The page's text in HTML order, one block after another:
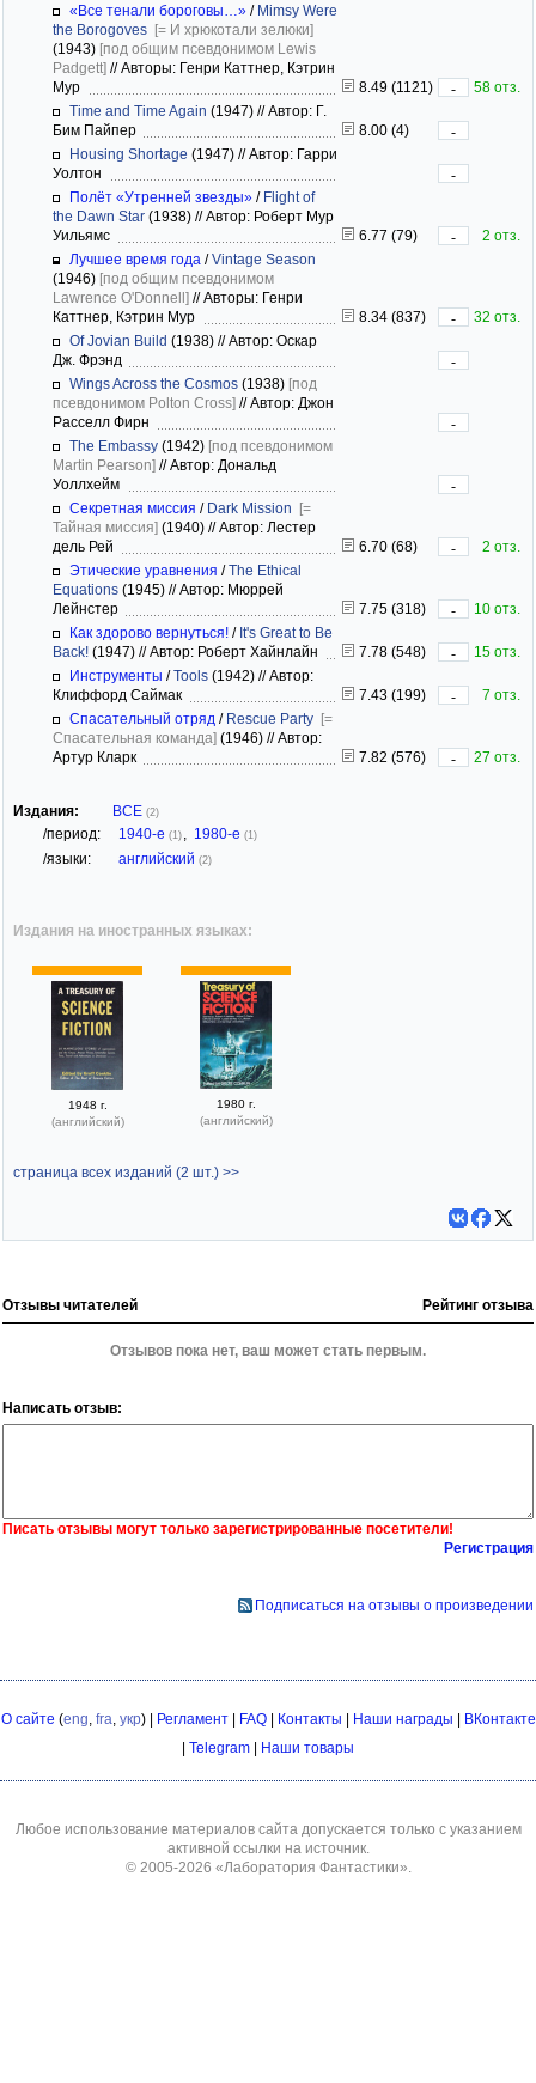
«Все тенали бороговы…» / Mimsy Were
the Borogoves [= И хрюкотали зелюки]
(1943) [под общим псевдонимом Lewis
Padgett] //Авторы: Генри Каттнер, Кэтрин
Мур
8.49 (1121) -
58 отз.
Time and Time Again (1947) //Автор: Г.
Бим Пайпер
8.00 (4)
-
Housing Shortage (1947) //Автор: Гарри
Уолтон
-
Полёт «Утренней звезды» / Flight of
the Dawn Star (1938) //Автор: Роберт Мур
Уильямс
6.77 (79) -
2 отз.
Лучшее время года /Vintage Season
(1946) [под общим псевдонимом
Lawrence O'Donnell] //Авторы: Генри
Каттнер, Кэтрин Мур
8.34 (837) -
32 отз.
Of Jovian Build (1938) //Автор: Оскар
Дж. Фрэнд
-
Wings Across the Cosmos (1938) [под
псевдонимом Polton Cross] //Автор: Джон
Расселл Фирн
-
The Embassy (1942) [под псевдонимом
Martin Pearson] //Автор: Дональд
Уоллхейм
-
Секретная миссия / Dark Mission [=
Тайная миссия] (1940) //Автор: Лестер
дель Рей
6.70 (68) -
2 отз.
Этические уравнения /The Ethical
Equations (1945) //Автор: Мюррей
Лейнстер
7.75 (318) -
10 отз.
Как здорово вернуться! / It's Great to Be
Back! (1947) //Автор: Роберт Хайнлайн 7.78 (548) -
15 отз.
Инструменты /Tools (1942) //Автор:
Клиффорд Саймак
7.43 (199) -
7 отз.
Спасательный отряд / Rescue Party [=
Спасательная команда] (1946) //Автор:
Артур Кларк
7.82 (576) - 27 отз.
Издания: ВСЕ (2)
/период: 1940-е (1) 1980-е (1)
/языки: английский (2)
Издания на иностранных языках:
1948 г.
(английский)
1980 г.
(английский)
страница всех изданий (2 шт.) >>
Отзывы читателей Рейтинг отзыва
Отзывов пока нет, ваш может стать первым.
Написать отзыв:
Писать отзывы могут только зарегистрированные посетители!
Регистрация
Подписаться на отзывы о произведении
О сайте (eng fra укр) | Регламент| FAQ| Контакты | Наши награды | ВКонтакте
| Telegram | Наши товары
Любое использование материалов сайта допускается только с указанием
активной ссылки на источник.
© 2005-2026 «Лаборатория Фантастики»